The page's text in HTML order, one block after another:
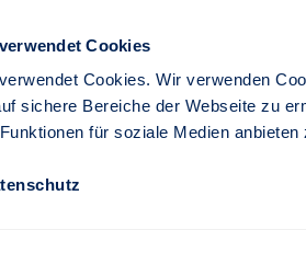
Cookies
Cookies. Wir verwenden
sichere Bereiche der Webseite zu
für soziale Medien